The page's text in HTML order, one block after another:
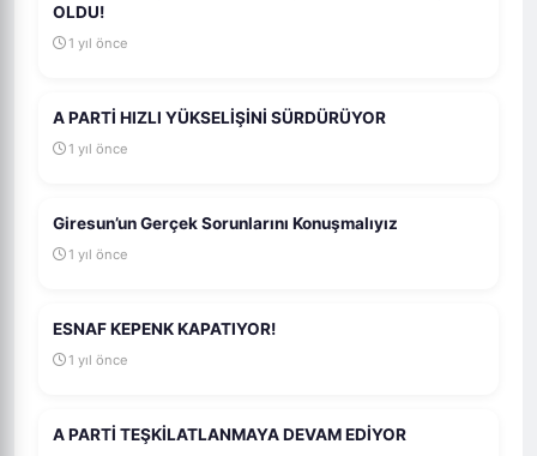
OLDU!
1 yıl önce
A PARTİ HIZLI YÜKSELİŞİNİ SÜRDÜRÜYOR
1 yıl önce
Giresun’un Gerçek Sorunlarını Konuşmalıyız
1 yıl önce
ESNAF KEPENK KAPATIYOR!
1 yıl önce
A PARTİ TEŞKİLATLANMAYA DEVAM EDİYOR